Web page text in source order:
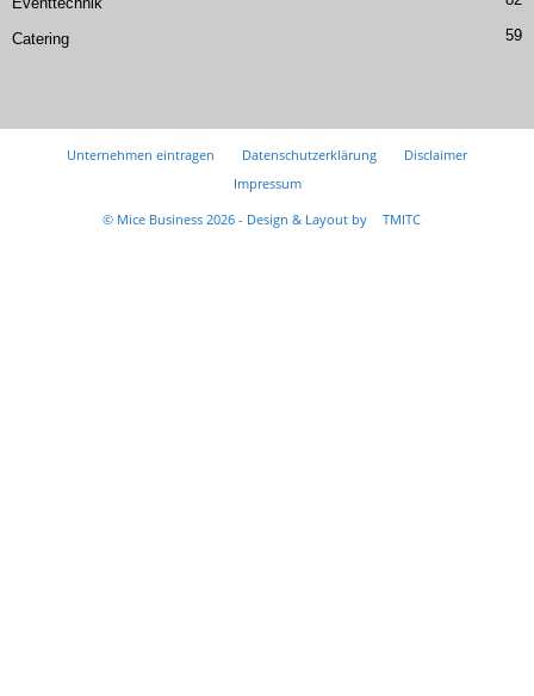
Catering 59
Unternehmen eintragen Datenschutzerklärung
Disclaimer
Impressum
© Mice Business 2026 - Design & Layout by
TMITC